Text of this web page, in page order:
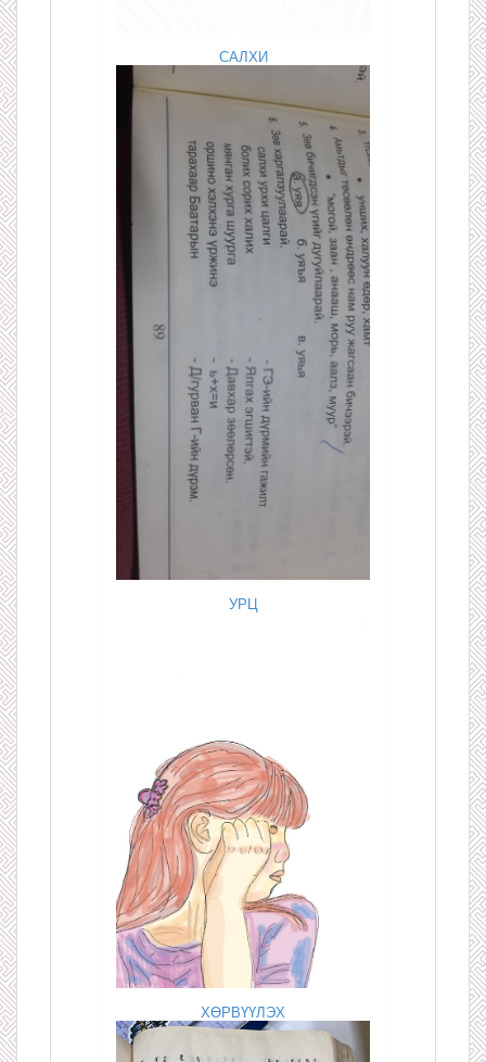
САЛХИ
УРЦ
ХӨРВҮҮЛЭХ